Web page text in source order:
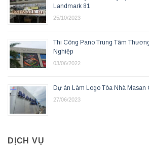
Landmark 81
25/10/2023
Thi Công Pano Trung Tâm
Nghiệp
03/06/2022
Dự án Làm Logo Tòa Nhà Masan
27/06/2023
DỊCH VỤ